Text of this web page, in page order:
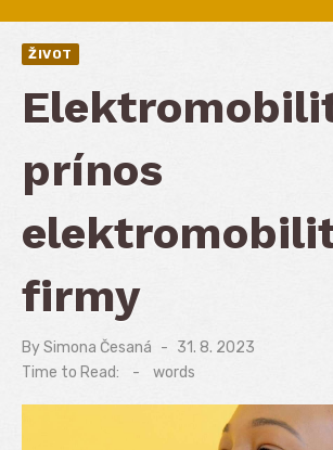
ŽIVOT
prínos
firmy
BySimona Česaná
Posted
on
31. 8. 2023
Time to Read:
- words